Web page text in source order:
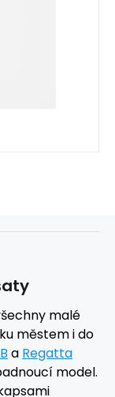
malé
městem i do
a Regatta
model.